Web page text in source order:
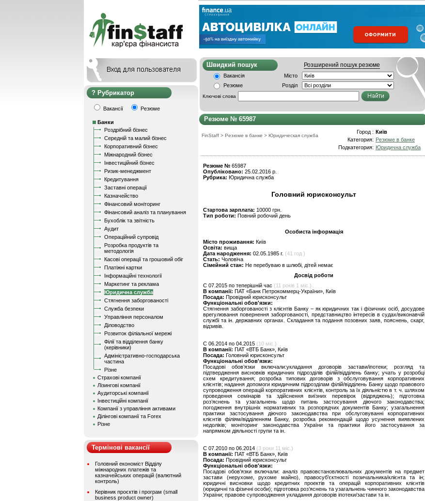
Рубрикатор
Вакансії Резюме
Банки
Роздрібний бізнес
Середній та малий бізнес
Корпоративний бізнес
Міжнародний бізнес
Інвестиційний бізнес
Ризик-менеджмент
Кредитування
Заставні операції
Казначейство
Фінансовий моніторинг
Фінансовий аналіз та планування
Бухоблік та звітність
Аудит
Операційний супровід
Розробка продуктів та
методологія
Касові операції та грошовий обіг
Платіжні картки
Інформаційні технології
Маркетинг та реклама
Юридична служба
Стягнення заборгованості
Служба безпеки
Управління персоналом
Діловодство
Розвиток філіальної мережі
Філії та відділення банку
(керівники)
Адміністративно-господарська
частина
Різне
Страхові компанії
Лізингові компанії
Аудиторські компанії
Інвестиційні компанії
Компанії з управління активами
Ділінгові компанії та Forex
Різне
Термінові вакансії
Головний економіст Відділу
міжнародних платежів та
казначейських операцій (валютний
контроль)
Керівник проєктів і програм (small
business product owner)
Швидкий пошук Розширений пошук резюме
Вакансія
Місто
Резюме
Розділ
Ключові слова
Резюме № 65987
FinStaff > Резюме в банке > Юридическая служба
Город : Київ
Категория: Резюме в банке
Подкатегория: Юридична служба
Резюме № 65987
Опубліковано: 25.02.2016 р.
Рубрика: Юридична служба
Головний юрисконсульт
Стартова зарплата: 10000 грн.
Тип роботи: Повний робочий день
Особиста інформація
Місто проживання: Київ
Освіта: вища
Дата народження: 02.05.1985 г. (41 год )
Стать: Чоловіча
Сімейний стан: Не перебуваю в шлюбі, дітей немає
Досвід роботи
C 07.2015 по теперішній час (11 років 1 міс.)
В компанії: ПАТ «Банк Петрокоммерц-України», Київ
Посада: Провідний юрисконсульт
Функціональні обов'язки:
Стягнення заборгованості з клієнтів Банку – як юридичних так і фізичних осіб, досудове
врегулювання повернення заборгованості, представництво інтересів в судах/виконавчій
службі та ін. державних органах. Складання та подання позовних заяв, пояснень, скарг,
відзивів.
C 06.2014 по 04.2015 (10 міс.)
В компанії: ПАТ «ВТБ Банк», Київ
Посада: Головний юрисконсульт
Функціональні обов'язки:
Посадові обов’язки включали:укладання договорів застави/іпотеки; розгляд та
підтвердження висновків юридичних підрозділів філій/відділень банку; учать у розробці
схем кредитування; розробка типових договорів з обслуговування корпоративних
клієнтів; надання допомоги юридичним підрозділам філій/відділень Банку щодо правового
супроводження операцій корпоративних клієнтів, контроль за їх діяльністю в т. ч. шляхом
проведення семінарів та здійснення виїзних перевірок (відряджень); підготовка
роз’яснень та узагальнень щодо питань застосування діючого законодавства;
погодження внутрішніх нормативних та розпорядчих документів Банку; узагальнення
практики застосування діючого законодавства при обслуговуванні корпоративних
клієнтів філіям/відділенням Банку, розробка рекомендацій щодо усунення виявлених
недоліків; моніторинг законодавства України та практики його застосування за
напрямком діяльності групи та ін.
C 07.2010 по 06.2014 (3 роки 11 міс.)
В компанії: ПАТ «ВТБ Банк», Київ
Посада: Провідний юрисконсульт
Функціональні обов'язки:
Посадові обов’язки включали: аналіз правовстановлювальних документів на предмет
застави (нерухоме, рухоме майно), правосуб’єктності позичальника/клієнта та ін;
юридичні висновки щодо кредитних проектів та операцій корпоративних клієнтів
(юридичні та фізичні особи); підготовка роз’яснень та узагальнень чинного законодавства
України; правове супроводження укладання договорів іпотеки/застави та ін.